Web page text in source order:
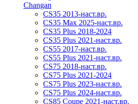
Changan
CS35 2013-наст.вр.
CS35 Max 2025-наст.вр.
CS35 Plus 2018-2024
CS35 Plus 2021-наст.вр.
CS55 2017-наст.вр.
CS55 Plus 2021-наст.вр.
CS75 2018-наст.вр.
CS75 Plus 2021-2024
CS75 Plus 2023-наст.вр.
CS75 Plus 2024-наст.вр.
CS85 Coupe 2021-наст.вр.